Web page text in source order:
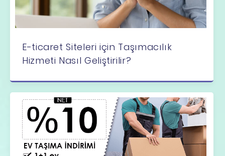
E-ticaret Siteleri için Taşımacılık
Hizmeti Nasıl Geliştirilir?